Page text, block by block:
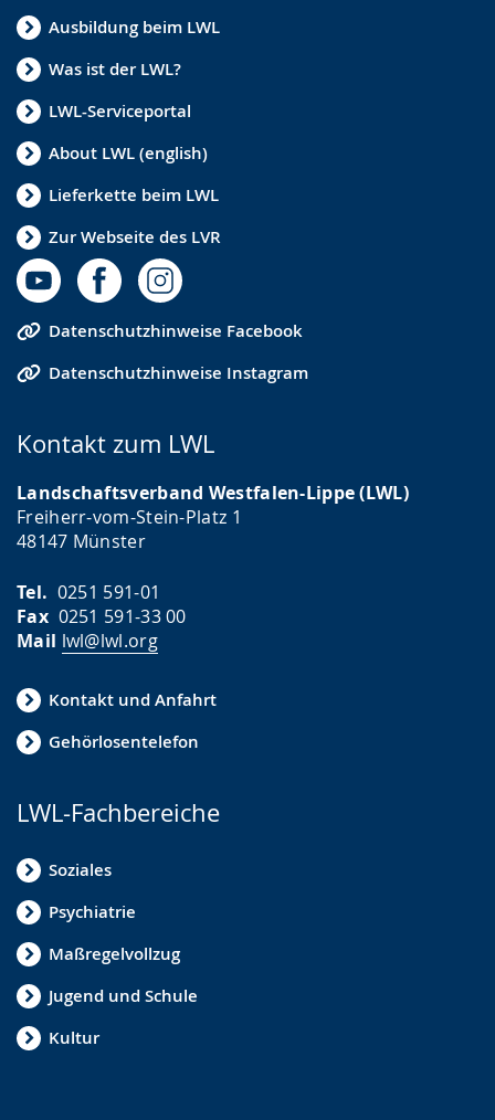
Ausbildung beim LWL
Was ist der LWL?
LWL-Serviceportal
About LWL (english)
Lieferkette beim LWL
Zur Webseite des LVR
Datenschutzhinweise Facebook
Datenschutzhinweise Instagram
Kontakt zum LWL
Landschaftsverband Westfalen-Lippe (LWL)
Freiherr-vom-Stein-Platz 1
48147 Münster
Tel. 0251 591-01
Fax0251 591-33 00
Mail lwl@lwl.org
Kontakt und Anfahrt
Gehörlosentelefon
LWL-Fachbereiche
Soziales
Psychiatrie
Maßregelvollzug
Jugend und Schule
Kultur